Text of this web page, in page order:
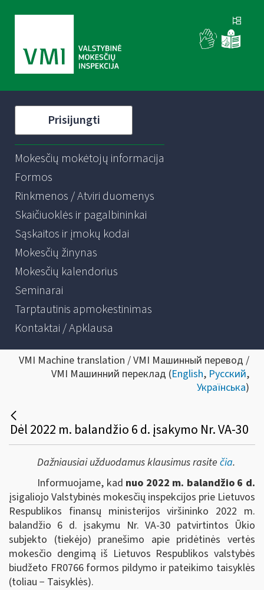
Prisijungti
Mokesčių mokėtojų informacija
Formos
Rinkmenos / Atviri duomenys
Skaičiuoklės ir pagalbininkai
Sąskaitos ir įmokų kodai
Mokesčių žinynas
Mokesčių kalendorius
Seminarai
Tarptautinis apmokestinimas
Kontaktai / Apklausa
VMI Machine translation / VMI Машинный перевод /
VMI Машинний переклад (English, Русский,
Українська)
Dėl 2022 m. balandžio 6 d. įsakymo Nr. VA-30
Dažniausiai užduodamus klausimus rasite čia.
Informuojame, kad nuo 2022 m. balandžio 6 d.
įsigaliojo Valstybinės mokesčių inspekcijos prie Lietuvos
Respublikos finansų ministerijos viršininko 2022 m.
balandžio 6 d. įsakymu Nr. VA-30 patvirtintos Ūkio
subjekto (tiekėjo) pranešimo apie pridėtinės vertės
mokesčio dengimą iš Lietuvos Respublikos valstybės
biudžeto FR0766 formos pildymo ir pateikimo taisyklės
(toliau − Taisyklės).